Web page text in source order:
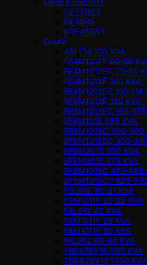
DE22BDS
DE55RS
KDE45SS3
Deutz
A8L714 100 KVA
BF4M1012E 60-66
BF4M1012EC 75-80
BF4M1013E 100 KVA
BF4M1013EC 110-114
BF6M1013E 150 KVA
BF6M1013EC 165-175
BF6M1015 255 KVA
BF6M1015C 350-360
BF6M1015EC 400-
BF6M2015 350 KVA
BF6M2015 375 KVA
BF8M1015C 475-485
BF8M1015CP 525-
F3L912 30-31 KVA
F3M1011F 20-22 KVA
F4L912 42 KVA
F4M1011F 28 KVA
F4M1011F 30 KVA
F6L912 63-64 KVA
TBD616V16 1110 KVA
TBD620V12 1750 KVA